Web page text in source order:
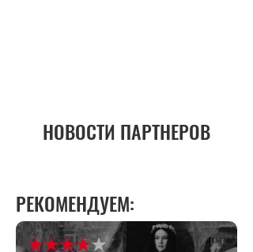
НОВОСТИ ПАРТНЕРОВ
РЕКОМЕНДУЕМ: